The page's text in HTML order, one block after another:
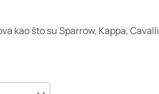
kao što su Sparrow, Kappa, Cavalli